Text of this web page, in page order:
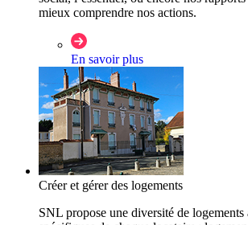
mieux comprendre nos actions.
En savoir plus
Créer et gérer des logements
SNL propose une diversité de logements